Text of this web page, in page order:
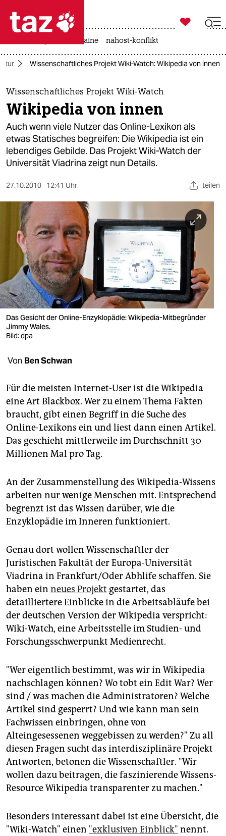
 taz zahl ich
taz zahl ich
themen
politik
öko
gesellschaft
kultur
sport
berlin
nord
wahrheit
verlag
verlag
veranstaltungen
unterstützen
abo
genossenschaft
epaper login

taz zahl ich
krieg in der ukraine nahost-konflikt
Wissenschaftliches Projekt Wiki-Watch: Wikipedia von innen
Wissenschaftliches Projekt Wiki-Watch
Wikipedia von innen
Auch wenn viele Nutzer das Online-Lexikon als
etwas Statisches begreifen: Die Wikipedia ist ein
lebendiges Gebilde. Das Projekt Wiki-Watch der
Universität Viadrina zeigt nun Details.
27.10.2010 12:41 Uhr teilen
Das Gesicht der Online-Enzyklopädie: Wikipedia-Mitbegründer
Jimmy Wales.
Bild: dpa
Von Ben Schwan
Für die meisten Internet-User ist die Wikipedia
eine Art Blackbox. Wer zu einem Thema Fakten
braucht, gibt einen Begriff in die Suche des
Online-Lexikons ein und liest dann einen Artikel.
Das geschieht mittlerweile im Durchschnitt 30
Millionen Mal pro Tag.
An der Zusammenstellung des Wikipedia-Wissens
arbeiten nur wenige Menschen mit. Entsprechend
begrenzt ist das Wissen darüber, wie die
Enzyklopädie im Inneren funktioniert.
Genau dort wollen Wissenschaftler der
Juristischen Fakultät der Europa-Universität
Viadrina in Frankfurt/Oder Abhlife schaffen. Sie
haben ein neues Projekt gestartet, das
detailliertere Einblicke in die Arbeitsabläufe bei
der deutschen Version der Wikipedia verspricht:
Wiki-Watch, eine Arbeitsstelle im Studien- und
Forschungsschwerpunkt Medienrecht.
"Wer eigentlich bestimmt, was wir in Wikipedia
nachschlagen können? Wo tobt ein Edit War? Wer
sind / was machen die Administratoren? Welche
Artikel sind gesperrt? Und wie kann man sein
Fachwissen einbringen, ohne von
Alteingesessenen weggebissen zu werden?" Zu all
diesen Fragen sucht das interdisziplinäre Projekt
Antworten, betonen die Wissenschaftler. "Wir
wollen dazu beitragen, die faszinierende Wissens-
Resource Wikipedia transparenter zu machen."
Besonders interessant dabei ist eine Übersicht, die
"Wiki-Watch" einen "exklusiven Einblick" nennt.